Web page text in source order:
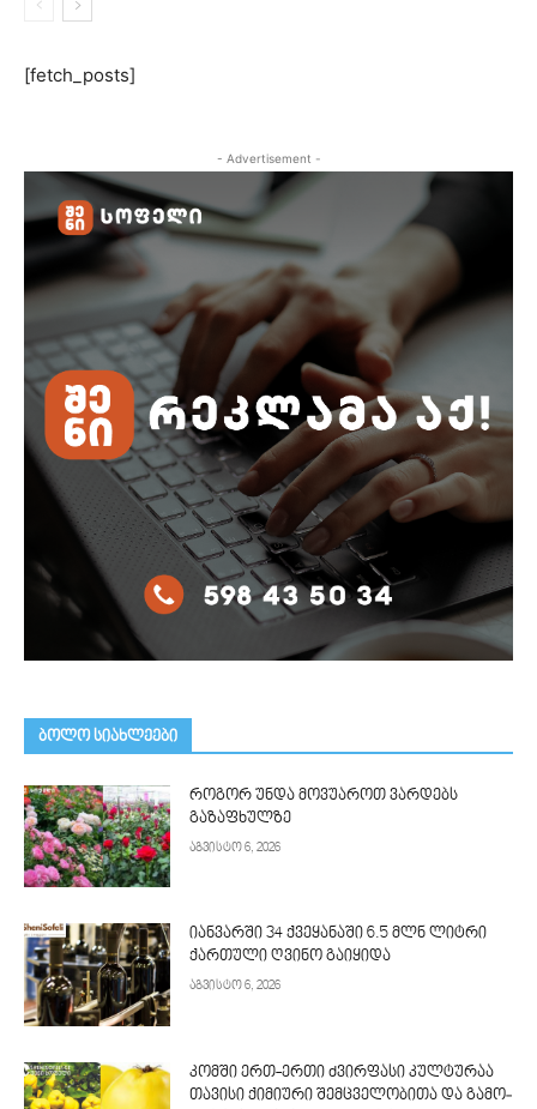
[fetch_posts]
- Advertisement -
ᲑᲝᲚᲝ ᲡᲘᲐᲮᲚᲔᲔᲑᲘ
როგორ უნდა მოვუაროთ ვარდებს
გაზაფხულზე
აგვისტო 6, 2026
იანვარში 34 ქვეყანაში 6.5 მლნ ლიტრი
ქართული ღვინო გაიყიდა
აგვისტო 6, 2026
კომში ერთ-ერთი ძვირფასი კულტურაა
თავისი ქიმიური შემცველობითა და გამო­